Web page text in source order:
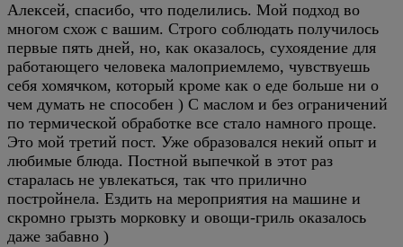
Алексей, спасибо, что поделились. Мой подход во
многом схож с вашим. Строго соблюдать получилось
первые пять дней, но, как оказалось, сухоядение для
работающего человека малоприемлемо, чувствуешь
себя хомячком, который кроме как о еде больше ни о
чем думать не способен ) С маслом и без ограничений
по термической обработке все стало намного проще.
Это мой третий пост. Уже образовался некий опыт и
любимые блюда. Постной выпечкой в этот раз
старалась не увлекаться, так что прилично
постройнела. Ездить на мероприятия на машине и
скромно грызть морковку и овощи-гриль оказалось
даже забавно )